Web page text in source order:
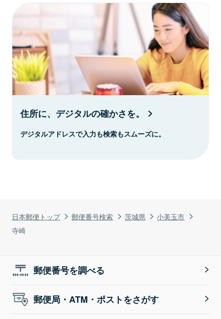
日本郵便トップ 郵便番号検索 茨城県
小美玉市
寺崎
住所に、デジタルの確かさを。
デジタルアドレスで入力も検索もスムーズに。
郵便番号を調べる
郵便局・ATM・ポストをさがす